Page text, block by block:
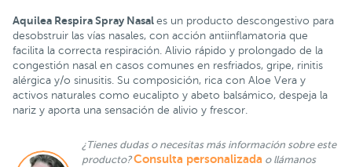
Aquilea Respira Spray Nasal es un producto descongestivo para
desobstruir las vías nasales, con acción antiinflamatoria que
facilita la correcta respiración. Alivio rápido y prolongado de la
congestión nasal en casos comunes en resfriados, gripe, rinitis
alérgica y/o sinusitis. Su composición, rica con Aloe Vera y
activos naturales como eucalipto y abeto balsámico, despeja la
nariz y aporta una sensación de alivio y frescor.
¿Tienes dudas o necesitas más información sobre este
producto?Consulta personalizada o llámanos